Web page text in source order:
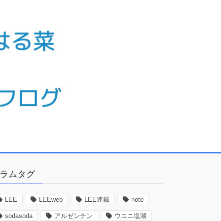
ムタグ
LEE LEEweb LEE連載 note
sodasoda アルゼンチン ウユニ塩湖